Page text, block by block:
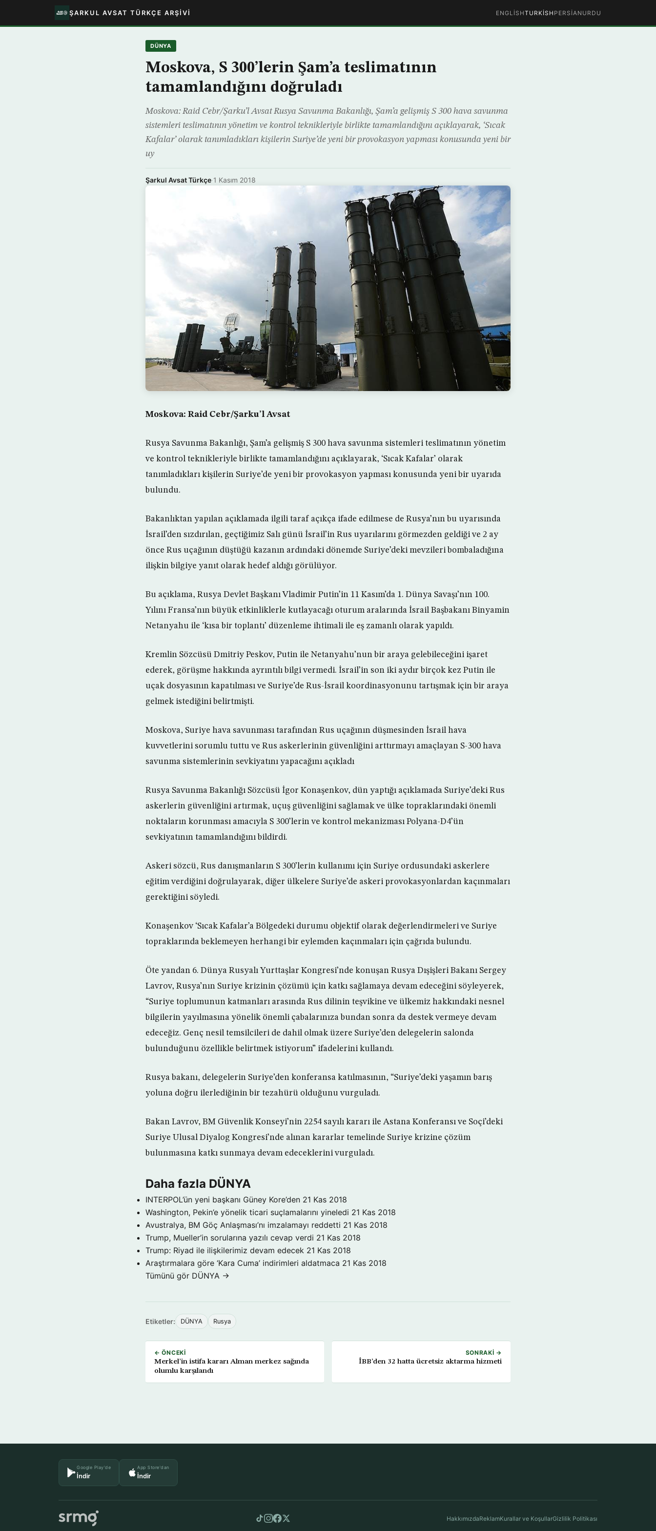
ŞARKUL AVSAT TÜRKÇE ARŞIVI ENGLISHTURKISH PERSIAN URDU
DÜNYA
Moskova, S 300’lerin Şam’a teslimatının
tamamlandığını doğruladı
Moskova: Raid Cebr/Şarku’l Avsat Rusya Savunma Bakanlığı, Şam’a gelişmiş S 300 hava savunma
sistemleri teslimatının yönetim ve kontrol teknikleriyle birlikte tamamlandığını açıklayarak, ‘Sıcak
Kafalar’ olarak tanımladıkları kişilerin Suriye’de yeni bir provokasyon yapması konusunda yeni bir
uy
Şarkul Avsat Türkçe·1 Kasım 2018
Moskova: Raid Cebr/Şarku’l Avsat
Rusya Savunma Bakanlığı, Şam’a gelişmiş S 300 hava savunma sistemleri teslimatının yönetim
ve kontrol teknikleriyle birlikte tamamlandığını açıklayarak, ‘Sıcak Kafalar’ olarak
tanımladıkları kişilerin Suriye’de yeni bir provokasyon yapması konusunda yeni bir uyarıda
bulundu.
Bakanlıktan yapılan açıklamada ilgili taraf açıkça ifade edilmese de Rusya’nın bu uyarısında
İsrail’den sızdırılan, geçtiğimiz Salı günü İsrail’in Rus uyarılarını görmezden geldiği ve 2 ay
önce Rus uçağının düştüğü kazanın ardındaki dönemde Suriye’deki mevzileri bombaladığına
ilişkin bilgiye yanıt olarak hedef aldığı görülüyor.
Bu açıklama, Rusya Devlet Başkanı Vladimir Putin’in 11 Kasım’da 1. Dünya Savaşı’nın 100.
Yılını Fransa’nın büyük etkinliklerle kutlayacağı oturum aralarında İsrail Başbakanı Binyamin
Netanyahu ile ‘kısa bir toplantı’ düzenleme ihtimali ile eş zamanlı olarak yapıldı.
Kremlin Sözcüsü Dmitriy Peskov, Putin ile Netanyahu’nun bir araya gelebileceğini işaret
ederek, görüşme hakkında ayrıntılı bilgi vermedi. İsrail’in son iki aydır birçok kez Putin ile
uçak dosyasının kapatılması ve Suriye’de Rus-İsrail koordinasyonunu tartışmak için bir araya
gelmek istediğini belirtmişti.
Moskova, Suriye hava savunması tarafından Rus uçağının düşmesinden İsrail hava
kuvvetlerini sorumlu tuttu ve Rus askerlerinin güvenliğini arttırmayı amaçlayan S-300 hava
savunma sistemlerinin sevkiyatını yapacağını açıkladı
Rusya Savunma Bakanlığı Sözcüsü İgor Konaşenkov, dün yaptığı açıklamada Suriye’deki Rus
askerlerin güvenliğini artırmak, uçuş güvenliğini sağlamak ve ülke topraklarındaki önemli
noktaların korunması amacıyla S 300’lerin ve kontrol mekanizması Polyana-D4’ün
sevkiyatının tamamlandığını bildirdi.
Askeri sözcü, Rus danışmanların S 300’lerin kullanımı için Suriye ordusundaki askerlere
eğitim verdiğini doğrulayarak, diğer ülkelere Suriye’de askeri provokasyonlardan kaçınmaları
gerektiğini söyledi.
Konaşenkov ‘Sıcak Kafalar’a Bölgedeki durumu objektif olarak değerlendirmeleri ve Suriye
topraklarında beklemeyen herhangi bir eylemden kaçınmaları için çağrıda bulundu.
Öte yandan 6. Dünya Rusyalı Yurttaşlar Kongresi’nde konuşan Rusya Dışişleri Bakanı Sergey
Lavrov, Rusya’nın Suriye krizinin çözümü için katkı sağlamaya devam edeceğini söyleyerek,
“Suriye toplumunun katmanları arasında Rus dilinin teşvikine ve ülkemiz hakkındaki nesnel
bilgilerin yayılmasına yönelik önemli çabalarınıza bundan sonra da destek vermeye devam
edeceğiz. Genç nesil temsilcileri de dahil olmak üzere Suriye’den delegelerin salonda
bulunduğunu özellikle belirtmek istiyorum” ifadelerini kullandı.
Rusya bakanı, delegelerin Suriye’den konferansa katılmasının, “Suriye’deki yaşamın barış
yoluna doğru ilerlediğinin bir tezahürü olduğunu vurguladı.
Bakan Lavrov, BM Güvenlik Konseyi’nin 2254 sayılı kararı ile Astana Konferansı ve Soçi’deki
Suriye Ulusal Diyalog Kongresi’nde alınan kararlar temelinde Suriye krizine çözüm
bulunmasına katkı sunmaya devam edeceklerini vurguladı.
Daha fazla DÜNYA
INTERPOL’ün yeni başkanı Güney Kore’den 21 Kas 2018
Washington, Pekin’e yönelik ticari suçlamalarını yineledi 21 Kas 2018
Avustralya, BM Göç Anlaşması’nı imzalamayı reddetti 21 Kas 2018
Trump, Mueller’in sorularına yazılı cevap verdi 21 Kas 2018
Trump: Riyad ile ilişkilerimiz devam edecek 21 Kas 2018
Araştırmalara göre ‘Kara Cuma’ indirimleri aldatmaca 21 Kas 2018
Tümünü gör DÜNYA →
Etiketler: DÜNYA Rusya
← ÖNCEKI
Merkel’in istifa kararı Alman merkez sağında
olumlu karşılandı
SONRAKI →
İBB’den 32 hatta ücretsiz aktarma hizmeti
Google Play'de
İndir
App Store'dan
İndir
HakkımızdaReklamKurallar ve KoşullarGizlilik Politikası